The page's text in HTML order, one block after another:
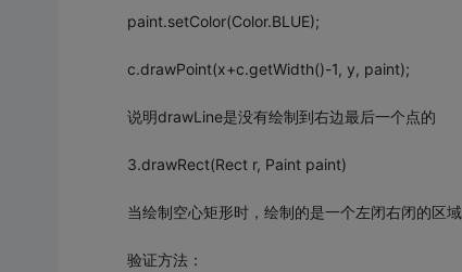
paint.setColor(Color.BLUE);
c.drawPoint(x+c.getWidth()-1, y, paint);
说明drawLine是没有绘制到右边最后一个点的
3.drawRect(Rect r, Paint paint)
当绘制空心矩形时，绘制的是一个左闭右闭的区域
验证方法：